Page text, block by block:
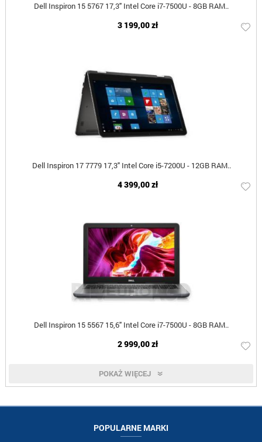
Dell Inspiron 15 5767 17,3" Intel Core i7-7500U - 8GB RAM..
3 199,00 zł
Dell Inspiron 17 7779 17,3" Intel Core i5-7200U - 12GB RAM..
4 399,00 zł
Dell Inspiron 15 5567 15,6" Intel Core i7-7500U - 8GB RAM..
2 999,00 zł
POKAŻ WIĘCEJ
POPULARNE MARKI